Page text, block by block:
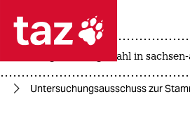
 taz zahl ich
taz zahl ich
landtagswahl in
Untersuchungsausschuss zur